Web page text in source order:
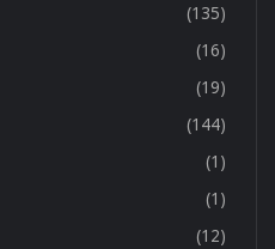
(135)
(16)
(19)
(144)
(1)
(1)
(12)